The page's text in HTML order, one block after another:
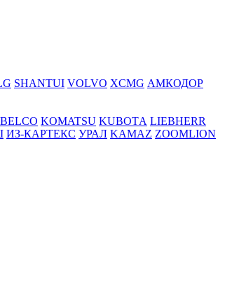
SHANTUI VOLVO XCMG АМКОДОР
KOMATSU KUBOTА LIEBHERR
ИЗ-КАРТЕКС УРАЛ KAMAZ ZOOMLION